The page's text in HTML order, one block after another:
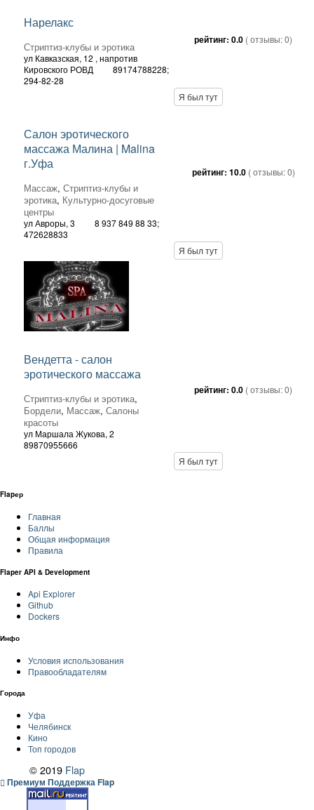
Нарелакс
Стриптиз-клубы и эротика
ул Кавказская, 12 , напротив
Кировского РОВД
89174788228;
294-82-28
рейтинг: 0.0 ( отзывы:0)
Я был тут
Салон эротического
массажа Малина | Malina
г.Уфа
Массаж, Стриптиз-клубы и
эротика, Культурно-досуговые
центры
ул Авроры, 3
8 937 849 88 33;
472628833
рейтинг: 10.0 ( отзывы:0)
Я был тут
Вендетта - салон
эротического массажа
Стриптиз-клубы и эротика,
Бордели, Массаж, Салоны
красоты
ул Маршала Жукова, 2
89870955666
рейтинг: 0.0 ( отзывы:0)
Я был тут
Flapер
Главная
Баллы
Общая информация
Правила
Flaper API & Development
Api Explorer
Github
Dockers
Инфо
Условия использования
Правообладателям
Города
Уфа
Челябинск
Кино
Топ городов
© 2019 Flap
Премиум Поддержка Flap